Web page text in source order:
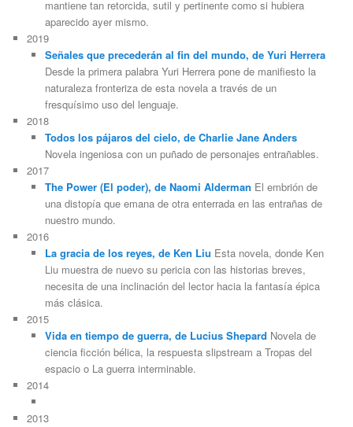
mantiene tan retorcida, sutil y pertinente como si hubiera
aparecido ayer mismo.
2019
Señales que precederán al fin del mundo, de Yuri Herrera
Desde la primera palabra Yuri Herrera pone de manifiesto la
naturaleza fronteriza de esta novela a través de un
fresquísimo uso del lenguaje.
2018
Todos los pájaros del cielo, de Charlie Jane Anders
Novela ingeniosa con un puñado de personajes entrañables.
2017
The Power (El poder), de Naomi Alderman El embrión de
una distopía que emana de otra enterrada en las entrañas de
nuestro mundo.
2016
La gracia de los reyes, de Ken Liu Esta novela, donde Ken
Liu muestra de nuevo su pericia con las historias breves,
necesita de una inclinación del lector hacia la fantasía épica
más clásica.
2015
Vida en tiempo de guerra, de Lucius Shepard Novela de
ciencia ficción bélica, la respuesta slipstream a Tropas del
espacio o La guerra interminable.
2014
2013